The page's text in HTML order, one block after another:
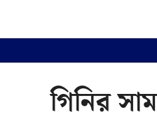
গিনির